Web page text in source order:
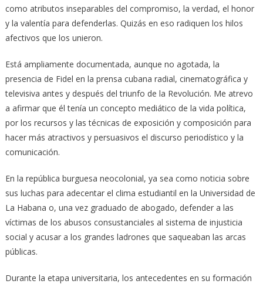
como atributos inseparables del compromiso, la verdad, el honor
y la valentía para defenderlas. Quizás en eso radiquen los hilos
afectivos que los unieron.
Está ampliamente documentada, aunque no agotada, la
presencia de Fidel en la prensa cubana radial, cinematográfica y
televisiva antes y después del triunfo de la Revolución. Me atrevo
a afirmar que él tenía un concepto mediático de la vida política,
por los recursos y las técnicas de exposición y composición para
hacer más atractivos y persuasivos el discurso periodístico y la
comunicación.
En la república burguesa neocolonial, ya sea como noticia sobre
sus luchas para adecentar el clima estudiantil en la Universidad de
La Habana o, una vez graduado de abogado, defender a las
víctimas de los abusos consustanciales al sistema de injusticia
social y acusar a los grandes ladrones que saqueaban las arcas
públicas.
Durante la etapa universitaria, los antecedentes en su formación